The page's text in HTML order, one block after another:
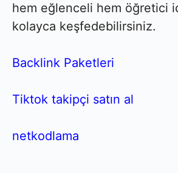
hem eğlenceli hem öğretici
kolayca keşfedebilirsiniz.
Backlink Paketleri
Tiktok takipçi satın al
netkodlama